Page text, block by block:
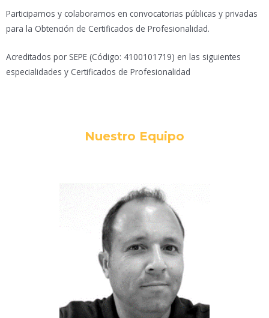
Participamos y colaboramos en convocatorias públicas y privadas
para la Obtención de Certificados de Profesionalidad.
Acreditados por SEPE (Código: 4100101719) en las siguientes
especialidades y Certificados de Profesionalidad
Nuestro Equipo